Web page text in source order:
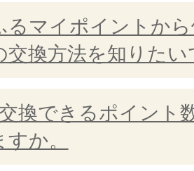
るマイポイントか
交換方法を知りた
換できるポイント
か。